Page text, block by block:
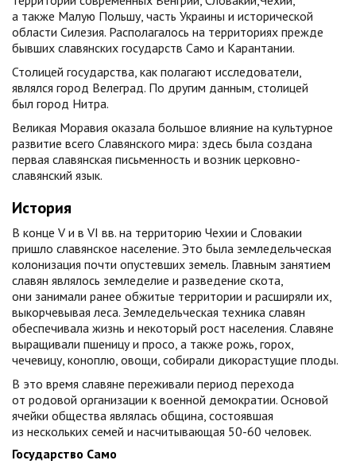
а также Малую Польшу, часть Украины и исторической
области Силезия. Располагалось на территориях прежде
бывших славянских государств Само и Карантании.
Столицей государства, как полагают исследователи,
являлся город Велеград. По другим данным, столицей
был город Нитра.
Великая Моравия оказала большое влияние на культурное
развитие всего Славянского мира: здесь была создана
первая славянская письменность и возник церковно-
славянский язык.
История
В конце V и в VI вв. на территорию Чехии и Словакии
пришло славянское население. Это была земледельческая
колонизация почти опустевших земель. Главным занятием
славян являлось земледелие и разведение скота,
они занимали ранее обжитые территории и расширяли их,
выкорчевывая леса. Земледельческая техника славян
обеспечивала жизнь и некоторый рост населения. Славяне
выращивали пшеницу и просо, а также рожь, горох,
чечевицу, коноплю, овощи, собирали дикорастущие плоды.
В это время славяне переживали период перехода
от родовой организации к военной демократии. Основой
ячейки общества являлась община, состоявшая
из нескольких семей и насчитывающая 50-60 человек.
Государство Само